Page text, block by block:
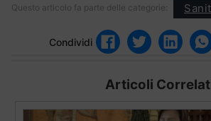
Questo articolo fa parte delle categorie:
Condividi
Articoli